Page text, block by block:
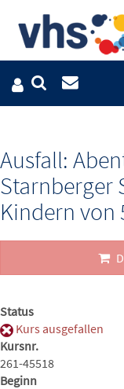
Ausfall:
Starnberger
Kindern von
Status
Kurs ausgefallen
Kursnr.
261-45518
Beginn